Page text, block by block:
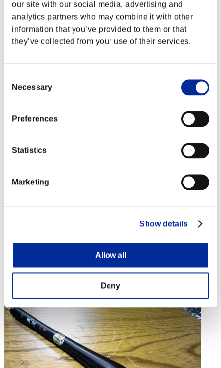
our site with our social media, advertising and
analytics partners who may combine it with other
information that you’ve provided to them or that
they’ve collected from your use of their services.
Selection
Necessary
Preferences
Statistics
Marketing
Show details
Allow all
Deny
Puntos: -
Posición
2
Posición
3
Posición